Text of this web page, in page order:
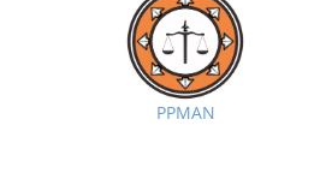
PPMAN